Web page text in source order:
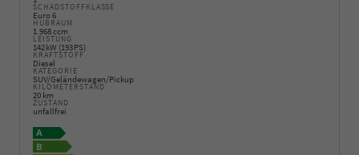
SCHADSTOFFKLASSE
Euro 6
HUBRAUM
1.968 ccm
LEISTUNG
142 kW (193 PS)
KRAFTSTOFF
Diesel
KATEGORIE
SUV/Geländewagen/Pickup
KILOMETERSTAND
20 km
ZUSTAND
unfallfrei